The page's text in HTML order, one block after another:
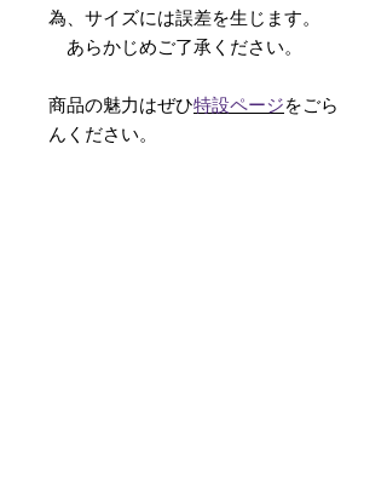
為、サイズには誤差を生じます。
あらかじめご了承ください。
商品の魅力はぜひ特設ページをごら
んください。